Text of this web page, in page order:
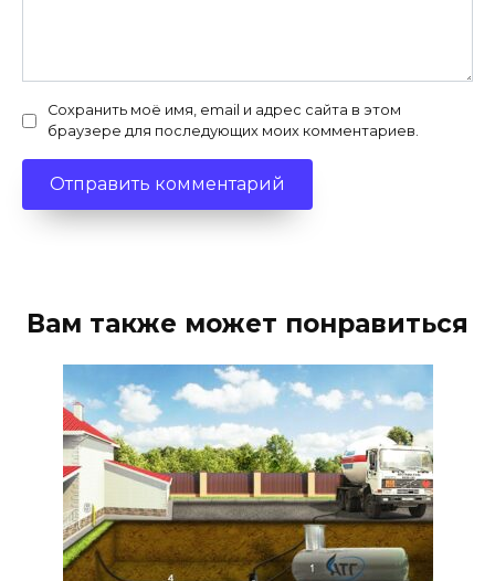
Сохранить моё имя, email и адрес сайта в этом
браузере для последующих моих комментариев.
Вам также может понравиться